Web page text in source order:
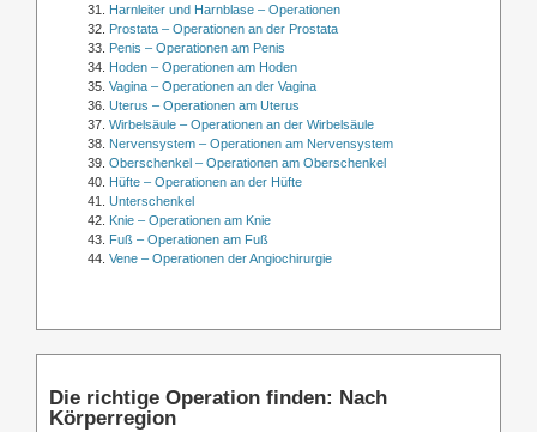
Harnleiter und Harnblase – Operationen
Prostata – Operationen an der Prostata
Penis – Operationen am Penis
Hoden – Operationen am Hoden
Vagina – Operationen an der Vagina
Uterus – Operationen am Uterus
Wirbelsäule – Operationen an der Wirbelsäule
Nervensystem – Operationen am Nervensystem
Oberschenkel – Operationen am Oberschenkel
Hüfte – Operationen an der Hüfte
Unterschenkel
Knie – Operationen am Knie
Fuß – Operationen am Fuß
Vene – Operationen der Angiochirurgie
Die richtige Operation finden: Nach
Körperregion